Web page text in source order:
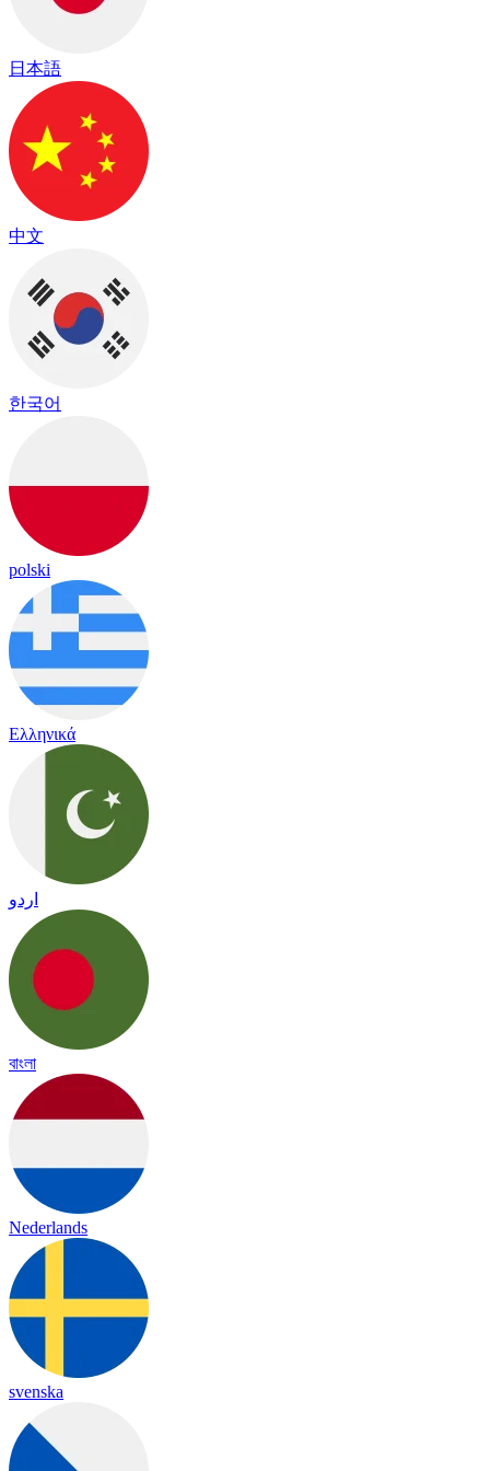
日本語
中文
한국어
polski
Ελληνικά
اردو
বাংলা
Nederlands
svenska